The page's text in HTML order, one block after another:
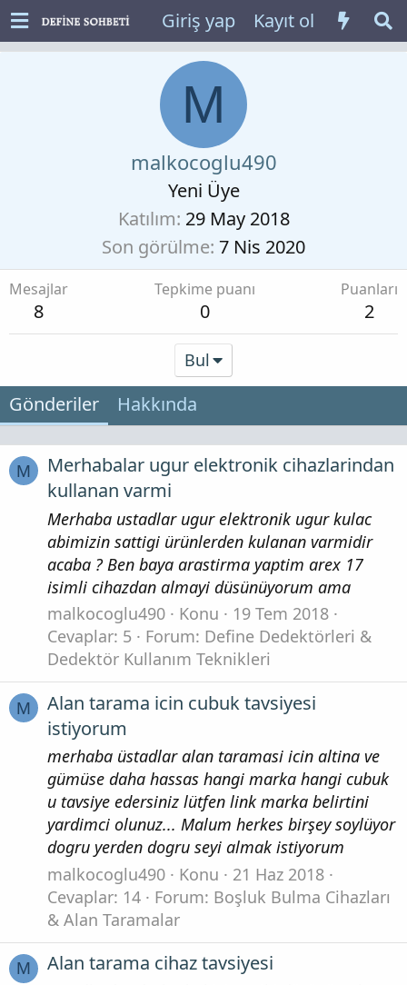
Giriş yap Kayıt ol
M
malkocoglu490
Yeni Üye
Katılım 29 May 2018
Son görülme 7 Nis 2020
Mesajlar
8
Tepkime puanı
0
Puanları
2
Bul
Gönderiler Hakkında
M
Merhabalar ugur elektronik cihazlarindan
kullanan varmi
Merhaba ustadlar ugur elektronik ugur kulac
abimizin sattigi ürünlerden kulanan varmidir
acaba ? Ben baya arastirma yaptim arex 17
isimli cihazdan almayi düsünüyorum ama
malkocoglu490
Konu
19 Tem 2018
Cevaplar: 5
Forum: Define Dedektörleri &
Dedektör Kullanım Teknikleri
M
Alan tarama icin cubuk tavsiyesi
istiyorum
merhaba üstadlar alan taramasi icin altina ve
gümüse daha hassas hangi marka hangi cubuk
u tavsiye edersiniz lütfen link marka belirtini
yardimci olunuz... Malum herkes birşey soylüyor
dogru yerden dogru seyi almak istiyorum
malkocoglu490
Konu
21 Haz 2018
Cevaplar: 14
Forum: Boşluk Bulma Cihazları
& Alan Taramalar
M Alan tarama cihaz tavsiyesi